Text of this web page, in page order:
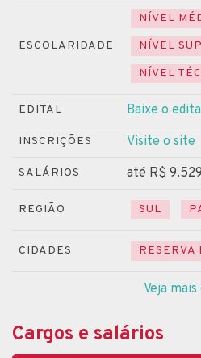
ESCOLARIDADE
NÍVEL
NÍVEL
NÍVEL
EDITAL Baixe o
INSCRIÇÕES Visite o site
SALÁRIOS até R$
REGIÃO SUL
CIDADES RESERVA
Veja
Cargos e salários